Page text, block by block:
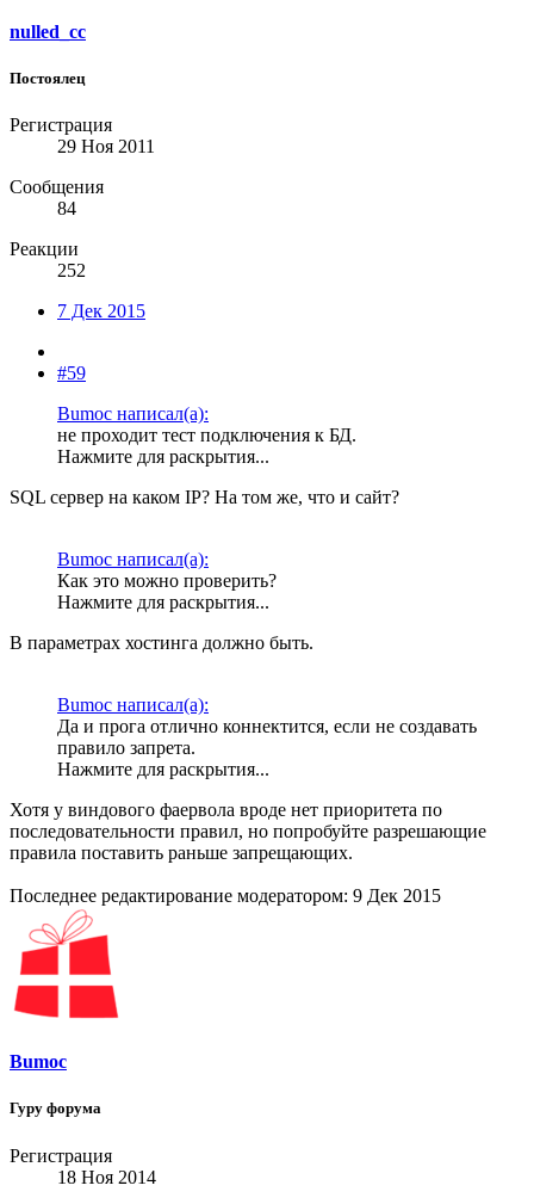
nulled_cc
Постоялец
Регистрация
29 Ноя 2011
Сообщения
84
Реакции
252
7 Дек 2015
#59
Bumoc написал(а):
не проходит тест подключения к БД.
Нажмите для раскрытия...
SQL сервер на каком IP? На том же, что и сайт?
Bumoc написал(а):
Как это можно проверить?
Нажмите для раскрытия...
В параметрах хостинга должно быть.
Bumoc написал(а):
Да и прога отлично коннектится, если не создавать
правило запрета.
Нажмите для раскрытия...
Хотя у виндового фаервола вроде нет приоритета по
последовательности правил, но попробуйте разрешающие
правила поставить раньше запрещающих.
Последнее редактирование модератором: 9 Дек 2015
Bumoc
Гуру форума
Регистрация
18 Ноя 2014